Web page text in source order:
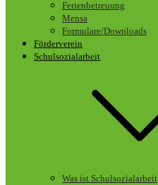
Ferienbetreuung
Mensa
Formulare/Downloads
Förderverein
Schulsozialarbeit
Was ist Schulsozialarbeit